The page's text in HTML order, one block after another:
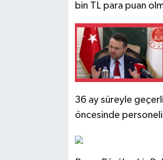
bin TL para puan
36 ay süreyle
öncesinde